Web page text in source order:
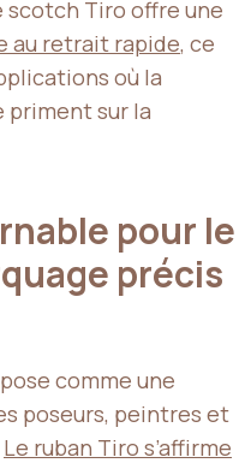
scotch Tiro offre une
au retrait rapide, ce
où la
priment sur la
pour le
précis
comme une
poseurs, peintres et
Le ruban Tiro s’affirme